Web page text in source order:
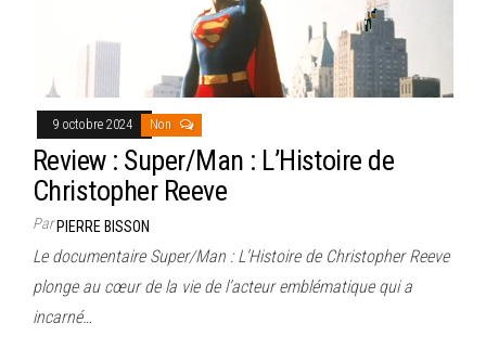
9 octobre 2024 Non
Review : Super/Man : L’Histoire de
Christopher Reeve
ParPIERRE BISSON
Le documentaire Super/Man : L’Histoire de Christopher Reeve
plonge au cœur de la vie de l’acteur emblématique qui a
incarné…